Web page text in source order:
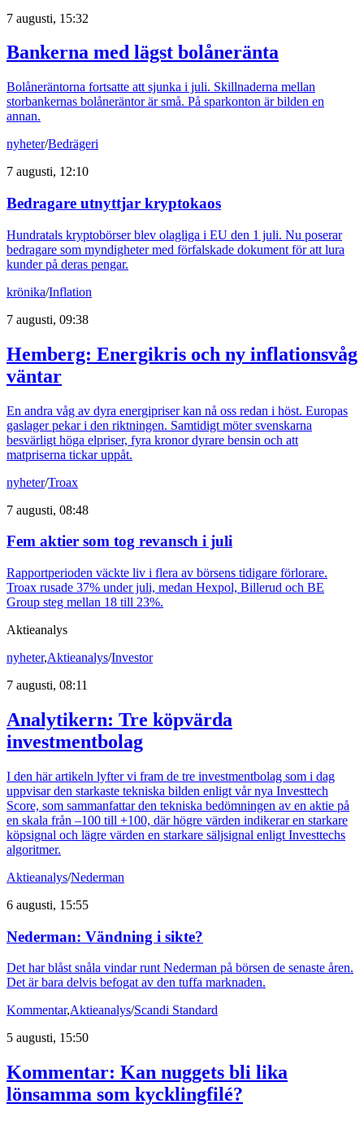
7 augusti, 15:32
Bankerna med lägst bolåneränta
Bolåneräntorna fortsatte att sjunka i juli. Skillnaderna mellan
storbankernas bolåneräntor är små. På sparkonton är bilden en
annan.
nyheter/Bedrägeri
7 augusti, 12:10
Bedragare utnyttjar kryptokaos
Hundratals kryptobörser blev olagliga i EU den 1 juli. Nu poserar
bedragare som myndigheter med förfalskade dokument för att lura
kunder på deras pengar.
krönika/Inflation
7 augusti, 09:38
Hemberg: Energikris och ny inflationsvåg
väntar
En andra våg av dyra energipriser kan nå oss redan i höst. Europas
gaslager pekar i den riktningen. Samtidigt möter svenskarna
besvärligt höga elpriser, fyra kronor dyrare bensin och att
matpriserna tickar uppåt.
nyheter/Troax
7 augusti, 08:48
Fem aktier som tog revansch i juli
Rapportperioden väckte liv i flera av börsens tidigare förlorare.
Troax rusade 37% under juli, medan Hexpol, Billerud och BE
Group steg mellan 18 till 23%.
Aktieanalys
nyheter,Aktieanalys/Investor
7 augusti, 08:11
Analytikern: Tre köpvärda
investmentbolag
I den här artikeln lyfter vi fram de tre investmentbolag som i dag
uppvisar den starkaste tekniska bilden enligt vår nya Investtech
Score, som sammanfattar den tekniska bedömningen av en aktie på
en skala från –100 till +100, där högre värden indikerar en starkare
köpsignal och lägre värden en starkare säljsignal enligt Investtechs
algoritmer.
Aktieanalys/Nederman
6 augusti, 15:55
Nederman: Vändning i sikte?
Det har blåst snåla vindar runt Nederman på börsen de senaste åren.
Det är bara delvis befogat av den tuffa marknaden.
Kommentar,Aktieanalys/Scandi Standard
5 augusti, 15:50
Kommentar: Kan nuggets bli lika
lönsamma som kycklingfilé?